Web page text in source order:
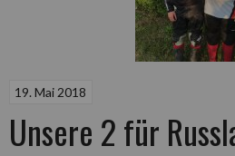
19. Mai 2018
Unsere 2 für